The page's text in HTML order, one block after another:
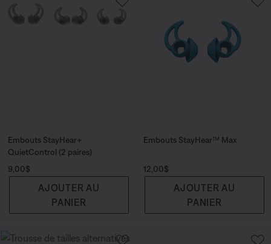
Embouts StayHear+
QuietControl (2 paires)
Prix :
9,00$
AJOUTER AU
PANIER
Embouts StayHear™ Max
Prix :
12,00$
AJOUTER AU
PANIER